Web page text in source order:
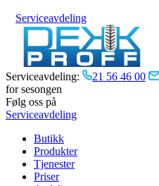
Serviceavdeling
Serviceavdeling: 21 56 46 00
for sesongen
Følg oss på
Serviceavdeling
Butikk
Produkter
Tjenester
Priser